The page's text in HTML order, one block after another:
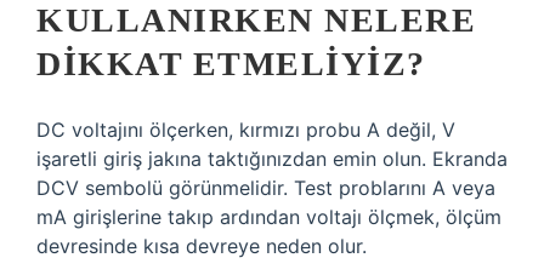
KULLANIRKEN NELERE
DIKKAT ETMELIYIZ?
DC voltajını ölçerken, kırmızı probu A değil, V
işaretli giriş jakına taktığınızdan emin olun. Ekranda
DCV sembolü görünmelidir. Test problarını A veya
mA girişlerine takıp ardından voltajı ölçmek, ölçüm
devresinde kısa devreye neden olur.